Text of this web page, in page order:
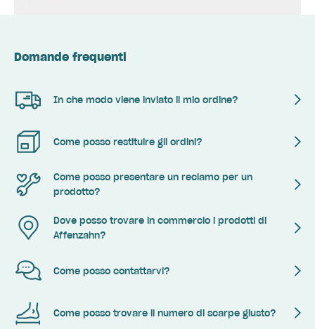
Domande frequenti
In che modo viene inviato il mio ordine?
Come posso restituire gli ordini?
Come posso presentare un reclamo per un
prodotto?
Dove posso trovare in commercio i prodotti di
Affenzahn?
Come posso contattarvi?
Come posso trovare il numero di scarpe giusto?